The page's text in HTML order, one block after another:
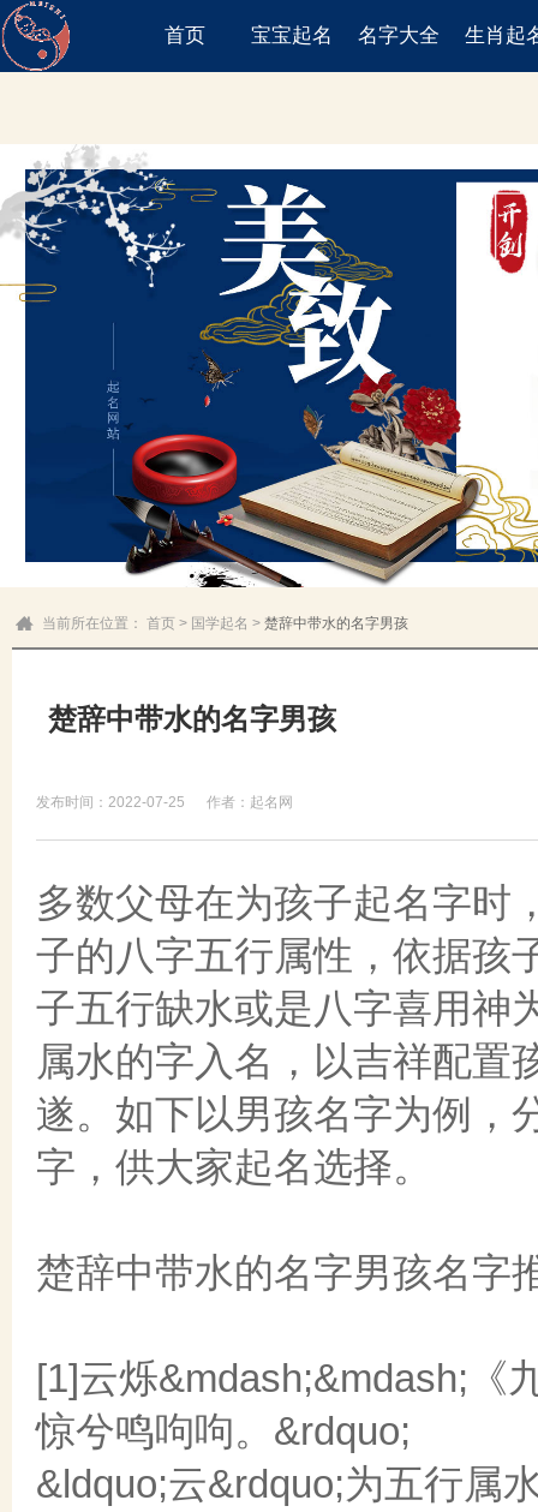
首页 宝宝起名 名字大全 生肖起
当前所在位置： 首页 > 国学起名 > 楚辞中带水的名字男孩
楚辞中带水的名字男孩
发布时间：2022-07-25 作者：起名网
多数父母在为孩子起名字时
子的八字五行属性，依据孩
子五行缺水或是八字喜用神
属水的字入名，以吉祥配置
遂。如下以男孩名字为例，
字，供大家起名选择。
楚辞中带水的名字男孩名字
[1]云烁&mdash;&mdash;《
惊兮鸣呴呴。&rdquo;
&ldquo;云&rdquo;为五行属